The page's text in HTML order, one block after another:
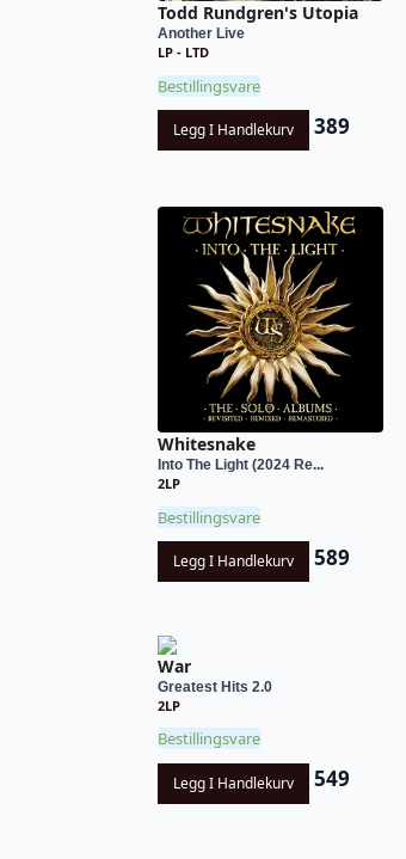
Todd Rundgren's Utopia
Another Live
LP - LTD
Bestillingsvare
Legg I Handlekurv 389
Whitesnake
Into The Light (2024 Re...
2LP
Bestillingsvare
Legg I Handlekurv 589
War
Greatest Hits 2.0
2LP
Bestillingsvare
Legg I Handlekurv 549